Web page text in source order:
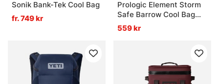
Sonik Bank-Tek Cool Bag
fr. 749 kr
Prologic Element Storm
Safe Barrow Cool Bag
Camo Medium 17L
559 kr